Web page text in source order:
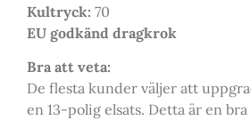
Kultryck: 70
EU godkänd dragkrok
Bra att veta:
De flesta kunder väljer att
en 13-polig elsats. Detta är en